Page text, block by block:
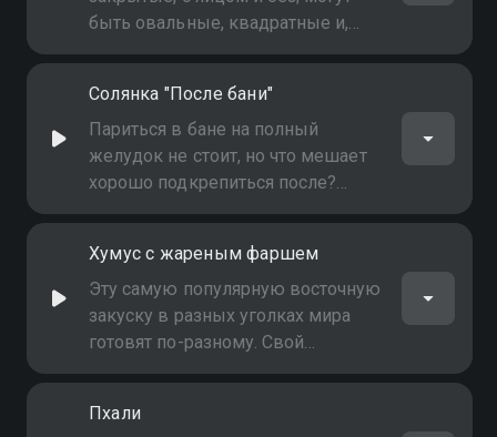
быть овальные, квадратные и,
конечно, круглые. Могут
на сковороде. Илья Лазерсон
уверен - это не просто лепёшка с
сыром, на самом деле всё
гораздо… вкуснее!
Солянка "После бани"
Париться в бане на полный
желудок не стоит, но что мешает
хорошо подкрепиться после?
Фирменная солянка от Ильи
конечно, с "изюминкой"."
Хумус с жареным фаршем
Эту самую популярную восточную
закуску в разных уголках мира
готовят по-разному. Свой
любимый вариант хумуса Илья
давнего друга с Ближнего Востока
Пхали